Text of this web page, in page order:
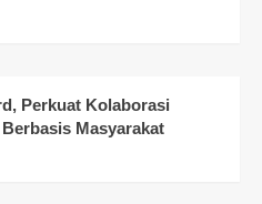
Perkuat Kolaborasi
Masyarakat